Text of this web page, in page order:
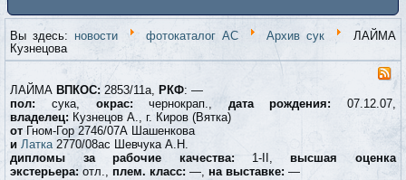
Вы здесь: новости фотокаталог АС Архив сук
ЛАЙМА
Кузнецова
ЛАЙМА ВПКОС: 2853/11а, РКФ: —
пол: сука, окрас:чернокрап., дата рождения: 07.12.07,
владелец: Кузнецов А., г. Киров (Вятка)
от Гном-Гор 2746/07А Шашенкова
и Латка2770/08ас Шевчука А.Н.
дипломы за рабочие качества:1-II,высшая оценка
экстерьера: отл.,плем. класс: —,на выставке: —